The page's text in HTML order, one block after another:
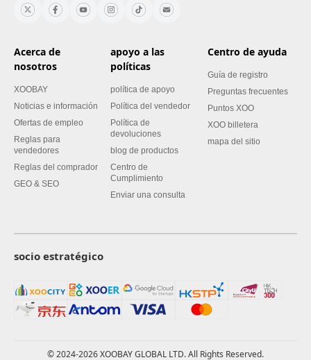
Acerca de
nosotros
XOOBAY
Noticias e información
Ofertas de empleo
Reglas para
vendedores
Reglas del comprador
GEO & SEO
apoyo a las
políticas
política de apoyo
Política del vendedor
Política de
devoluciones
blog de productos
Centro de
Cumplimiento
Enviar una consulta
Centro de ayuda
Guía de registro
Preguntas frecuentes
Puntos XOO
XOO billetera
mapa del sitio
socio estratégico
© 2024-2026 XOOBAY GLOBAL LTD. All Rights Reserved.